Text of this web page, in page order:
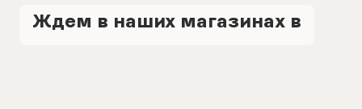
Ждем в наших магазинах в